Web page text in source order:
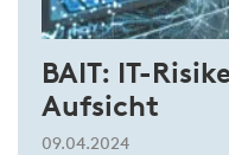
BAIT: IT-
Aufsicht
09.04.2024